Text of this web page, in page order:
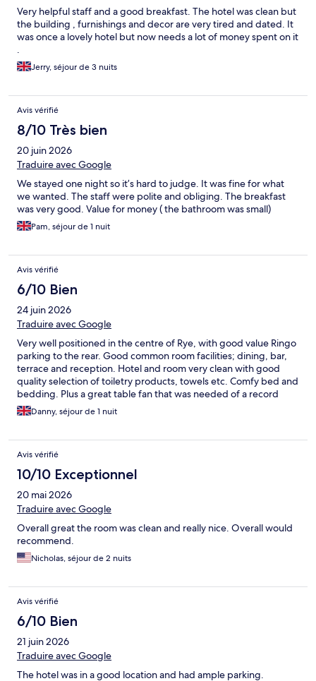
Very helpful staff and a good breakfast. The hotel was clean but
the building , furnishings and decor are very tired and dated. It
was once a lovely hotel but now needs a lot of money spent on it
.
Jerry, séjour de 3 nuits
Avis vérifié
8/10 Très bien
20 juin 2026
Traduire avec Google
We stayed one night so it’s hard to judge. It was fine for what
we wanted. The staff were polite and obliging. The breakfast
was very good. Value for money ( the bathroom was small)
Pam, séjour de 1 nuit
Avis vérifié
6/10 Bien
24 juin 2026
Traduire avec Google
Very well positioned in the centre of Rye, with good value Ringo
parking to the rear. Good common room facilities; dining, bar,
terrace and reception. Hotel and room very clean with good
quality selection of toiletry products, towels etc. Comfy bed and
bedding. Plus a great table fan that was needed of a record
breaking hot day/night Hotel only let slightly down with tried
decor needs a bit of decorative TLC and some fixture and fitting
Danny, séjour de 1 nuit
Avis vérifié
10/10 Exceptionnel
20 mai 2026
Traduire avec Google
Overall great the room was clean and really nice. Overall would
recommend.
Nicholas, séjour de 2 nuits
Avis vérifié
6/10 Bien
21 juin 2026
Traduire avec Google
The hotel was in a good location and had ample parking.